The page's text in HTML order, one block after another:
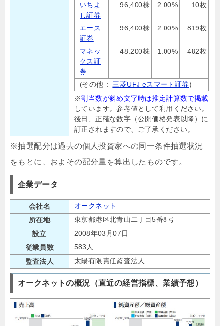
いちよ
し証券
96,400株 2.00% 10枚
エース
証券
96,400株 2.00% 819枚
マネッ
クス証
券
48,200株 1.00% 482枚
(その他： 三菱UFJ eスマート証券)
※割当数が斜め文字時は推定計算数で掲載
しています。参考値として利用ください。
後日、正確な数字（公開価格発表以降）に
訂正されますので、ご了承ください。
※抽選配分は過去の個人投資家への同一条件抽選状況
をもとに、およその配分量を算出したものです。
企業データ
会社名
オークネット
所在地
東京都港区北青山二丁目5番8号
設立
2008年03月07日
従業員数
583人
監査法人
太陽有限責任監査法人
オークネットの概況（直近の経営指標、業績予想）